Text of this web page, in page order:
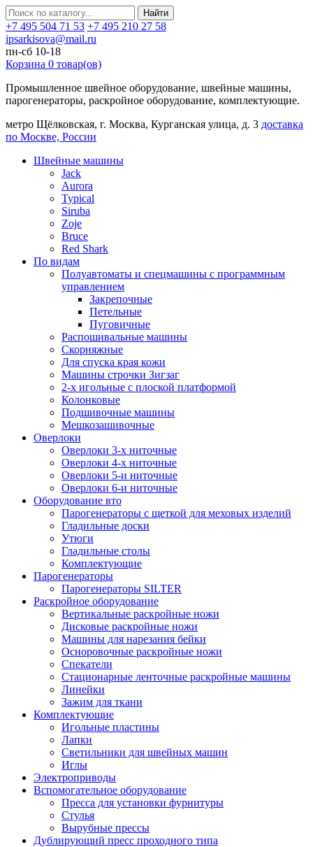
Найти
+7 495 504 71 53 +7 495 210 27 58
ipsarkisova@mail.ru
пн-сб 10-18
Корзина 0 товар(ов)
Промышленное швейное оборудование, швейные машины,
парогенераторы, раскройное оборудование, комплектующие.
метро Щёлковская, г. Москва, Курганская улица, д. 3 доставка
по Москве, России
Швейные машины
Jack
Aurora
Typical
Siruba
Zoje
Bruce
Red Shark
По видам
Полуавтоматы и спецмашины с программным
управлением
Закрепочные
Петельные
Пуговичные
Распошивальные машины
Скорняжные
Для спуска края кожи
Машины строчки Зигзаг
2-х игольные с плоской платформой
Колонковые
Подшивочные машины
Мешкозашивочные
Оверлоки
Оверлоки 3-х ниточные
Оверлоки 4-х ниточные
Оверлоки 5-и ниточные
Оверлоки 6-и ниточные
Оборудование вто
Парогенераторы с щеткой для меховых изделий
Гладильные доски
Утюги
Гладильные столы
Комплектующие
Парогенераторы
Парогенераторы SILTER
Раскройное оборудование
Вертикальные раскройные ножи
Дисковые раскройные ножи
Машины для нарезания бейки
Осноровочные раскройные ножи
Спекатели
Стационарные ленточные раскройные машины
Линейки
Зажим для ткани
Комплектующие
Игольные пластины
Лапки
Светильники для швейных машин
Иглы
Электроприводы
Вспомогательное оборудование
Пресса для установки фурнитуры
Стулья
Вырубные прессы
Дублирующий пресс проходного типа